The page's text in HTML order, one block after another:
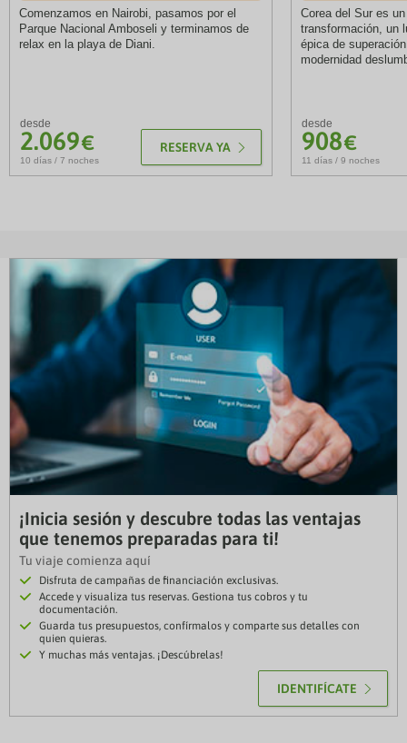
Comenzamos en Nairobi, pasamos por el
Parque Nacional Amboseli y terminamos de
relax en la playa de Diani.
desde
2.069€
10 días / 7 noches
RESERVA YA
Corea del Sur es
transformación, un
épica de
modernidad
desde
908€
11 días / 9 noches
¡Inicia sesión y descubre todas las ventajas
que tenemos preparadas para ti!
Tu viaje comienza aquí
Disfruta de campañas de financiación exclusivas.
Accede y visualiza tus reservas. Gestiona tus cobros y tu
documentación.
Guarda tus presupuestos, confírmalos y comparte sus detalles con
quien quieras.
Y muchas más ventajas. ¡Descúbrelas!
IDENTIFÍCATE